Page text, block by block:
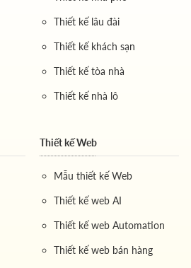
Thiết kế lâu đài
Thiết kế khách sạn
Thiết kế tòa nhà
Thiết kế nhà lô
Thiết kế Web
Mẫu thiết kế Web
Thiết kế web AI
Thiết kế web Automation
Thiết kế web bán hàng